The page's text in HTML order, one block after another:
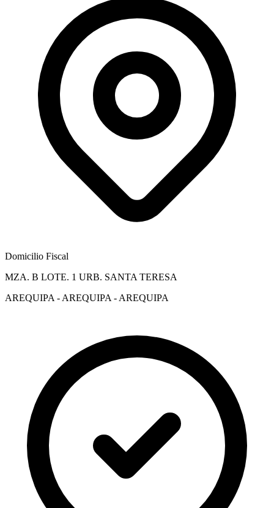
Domicilio Fiscal
MZA. B LOTE. 1 URB. SANTA TERESA
AREQUIPA - AREQUIPA - AREQUIPA